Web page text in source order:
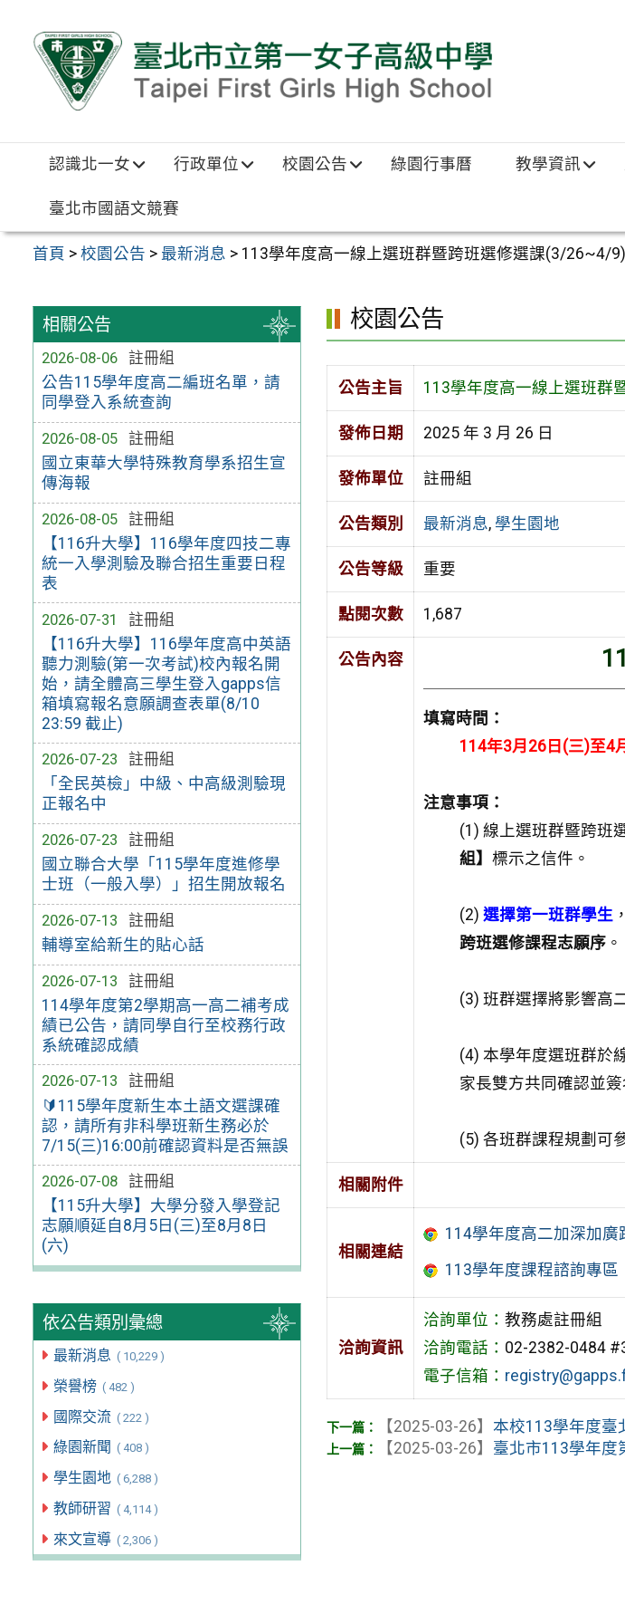
認識北一女 行政單位 校園公告 綠園行事曆 教學資訊
臺北市國語文競賽
首頁 >校園公告 > 最新消息 > 113學年度高一線上選班群暨跨班選修選課(3/26~4/
相關公告
2026-08-06
註冊組
公告115學年度高二編班名單，請
同學登入系統查詢
2026-08-05
註冊組
國立東華大學特殊教育學系招生宣
傳海報
2026-08-05
註冊組
【116升大學】116學年度四技二專
統一入學測驗及聯合招生重要日程
表
2026-07-31
註冊組
【116升大學】116學年度高中英語
聽力測驗(第一次考試)校內報名開
始，請全體高三學生登入gapps信
箱填寫報名意願調查表單(8/10
23:59 截止)
2026-07-23
註冊組
「全民英檢」中級、中高級測驗現
正報名中
2026-07-23
註冊組
國立聯合大學「115學年度進修學
士班（一般入學）」招生開放報名
2026-07-13
註冊組
輔導室給新生的貼心話
2026-07-13
註冊組
114學年度第2學期高一高二補考成
績已公告，請同學自行至校務行政
系統確認成績
2026-07-13
註冊組
🔰115學年度新生本土語文選課確
認，請所有非科學班新生務必於
7/15(三)16:00前確認資料是否無誤
2026-07-08
註冊組
【115升大學】大學分發入學登記
志願順延自8月5日(三)至8月8日
(六)
依公告類別彙總
最新消息 ( 10,229 )
榮譽榜 ( 482 )
國際交流 ( 222 )
綠園新聞 ( 408 )
學生園地 ( 6,288 )
教師研習 ( 4,114 )
來文宣導 ( 2,306 )
校園公告
公告主旨 113學年度高一線上選班群
發佈日期 2025 年 3 月 26 日
發佈單位 註冊組
公告類別 最新消息, 學生園地
公告等級 重要
點閱次數 1,687
公告內容
填寫時間：
114年3月26日(三)至4
注意事項：
(1) 線上選班群暨跨班
組】 標示之信件。
(2) 選擇第一班群學生
跨班選修課程志願序。
(3) 班群選擇將影響高
(4) 本學年度選班群於
家長雙方共同確認並
(5) 各班群課程規劃可
相關附件
相關連結
114學年度高二加深加廣
113學年度課程諮詢專區
洽詢資訊
洽詢單位： 教務處註冊組
洽詢電話： 02-2382-0484
電子信箱：
【2025-03-26】本校113學年度臺
【2025-03-26】 臺北市113學年度